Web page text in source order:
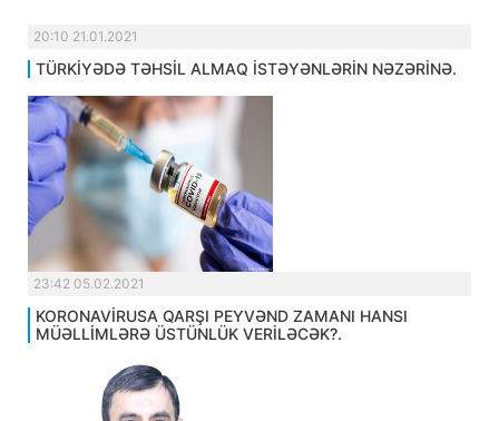
20:10 21.01.2021
TÜRKİYƏDƏ TƏHSİL ALMAQ İSTƏYƏNLƏRİN NƏZƏRİNƏ.
23:42 05.02.2021
KORONAVİRUSA QARŞI PEYVƏND ZAMANI HANSI
MÜƏLLİMLƏRƏ ÜSTÜNLÜK VERİLƏCƏK?.